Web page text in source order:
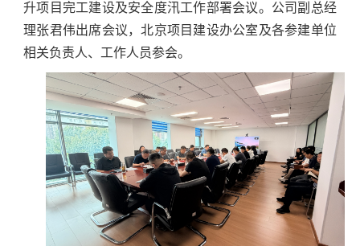
升项目完工建设及安全度汛工作部署会议。公司副总经
理张君伟出席会议，北京项目建设办公室及各参建单位
相关负责人、工作人员参会。